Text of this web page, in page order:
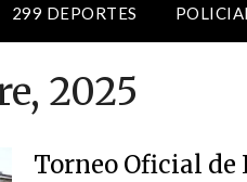
299 DEPORTES
2025
Torneo Oficial